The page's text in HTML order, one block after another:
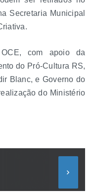
Secretaria Municipal
com apoio da
do Pró-Cultura RS,
Blanc, e Governo do
do Ministério
keyboard_arrow_right